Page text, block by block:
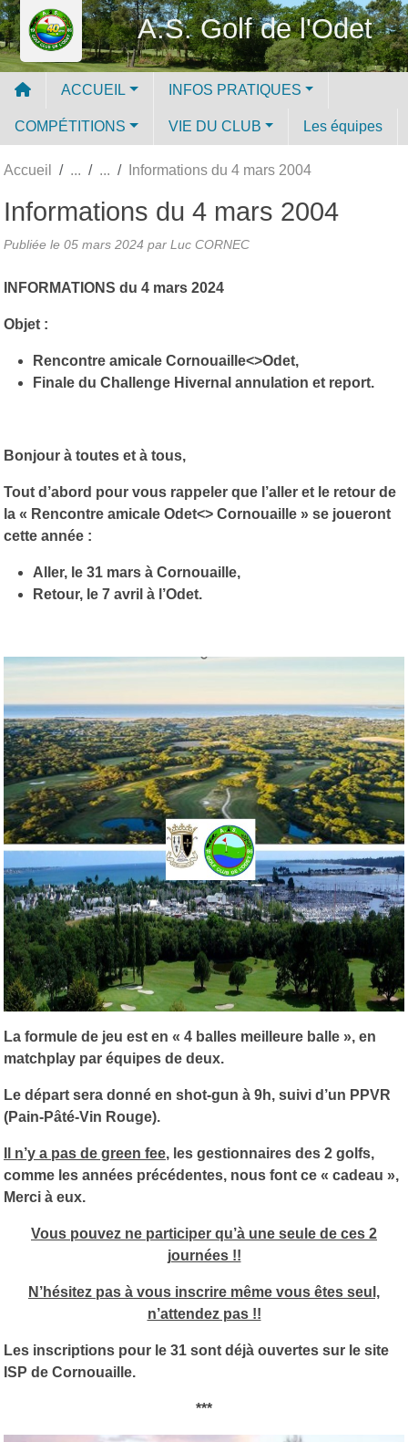
A.S. Golf de l'Odet
ACCUEIL INFOS PRATIQUES
COMPÉTITIONS VIE DU CLUB Les équipes
Accueil Informations du 4 mars 2004
Informations du 4 mars 2004
Publiée le 05 mars 2024 par Luc CORNEC
INFORMATIONS du 4 mars 2024
Objet :
Rencontre amicale Cornouaille<>Odet,
Finale du Challenge Hivernal annulation et report.
Bonjour à toutes et à tous,
Tout d’abord pour vous rappeler que l’aller et le retour de
la « Rencontre amicale Odet<> Cornouaille » se joueront
cette année :
Aller, le 31 mars à Cornouaille,
Retour, le 7 avril à l’Odet.
La formule de jeu est en « 4 balles meilleure balle », en
matchplay par équipes de deux.
Le départ sera donné en shot-gun à 9h, suivi d’un PPVR
(Pain-Pâté-Vin Rouge).
Il n’y a pas de green fee, les gestionnaires des 2 golfs,
comme les années précédentes, nous font ce « cadeau »,
Merci à eux.
Vous pouvez ne participer qu’à une seule de ces 2
journées !!
N’hésitez pas à vous inscrire même vous êtes seul,
n’attendez pas !!
Les inscriptions pour le 31 sont déjà ouvertes sur le site
ISP de Cornouaille.
***
Panneau de gestion des cookies